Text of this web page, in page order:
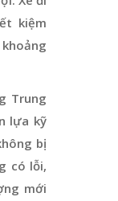
kiệm
Trung
lựa kỹ
bị
có lỗi,
mới